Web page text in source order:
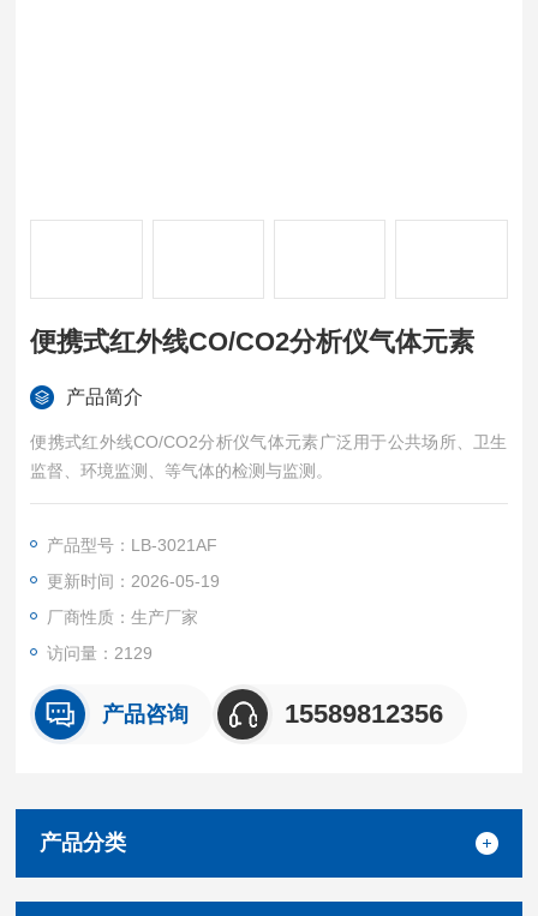
便携式红外线CO/CO2分析仪气体元素
产品简介
便携式红外线CO/CO2分析仪气体元素广泛用于公共场所、卫生
监督、环境监测、等气体的检测与监测。
产品型号：LB-3021AF
更新时间：2026-05-19
厂商性质：生产厂家
访问量：2129
产品咨询 15589812356
产品分类